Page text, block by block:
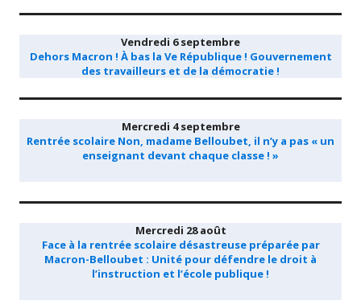
Vendredi 6 septembre
Dehors Macron ! À bas la Ve République ! Gouvernement
des travailleurs et de la démocratie !
Mercredi 4 septembre
Rentrée scolaire Non, madame Belloubet, il n’y a pas « un
enseignant devant chaque classe ! »
Mercredi 28 août
Face à la rentrée scolaire désastreuse préparée par
Macron-Belloubet : Unité pour défendre le droit à
l’instruction et l’école publique !